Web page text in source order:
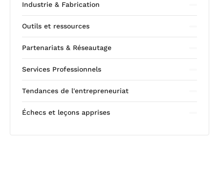
Industrie & Fabrication
Outils et ressources
Partenariats & Réseautage
Services Professionnels
Tendances de l'entrepreneuriat
Échecs et leçons apprises